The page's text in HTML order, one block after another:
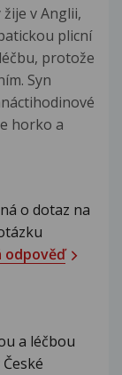
v Anglii,
plicní
protože
Syn
horko a
o dotaz na
odpověď
a léčbou